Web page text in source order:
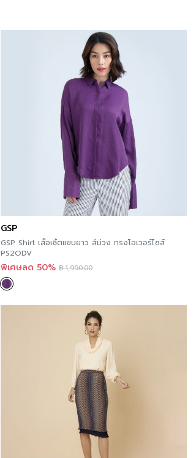
ความโปร่งใส
ความยืดหยุ่น
GSP
GSP Shirt เสื้อเชิ้ตแขนยาว สีม่วง ทรงโอเวอร์ไซส์
PS2ODV
พิเศษลด 50% ฿1,990.00